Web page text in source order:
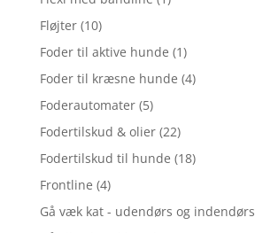
Fløjter (10)
Foder til aktive hunde (1)
Foder til kræsne hunde (4)
Foderautomater (5)
Fodertilskud & olier (22)
Fodertilskud til hunde (18)
Frontline (4)
Gå væk kat - udendørs og indendørs